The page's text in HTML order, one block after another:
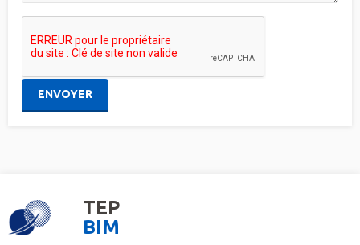
ENVOYER
TEP
BIM